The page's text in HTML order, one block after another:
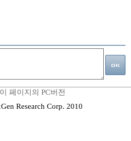
이 페이지의 PC버전
Research Corp. 2010